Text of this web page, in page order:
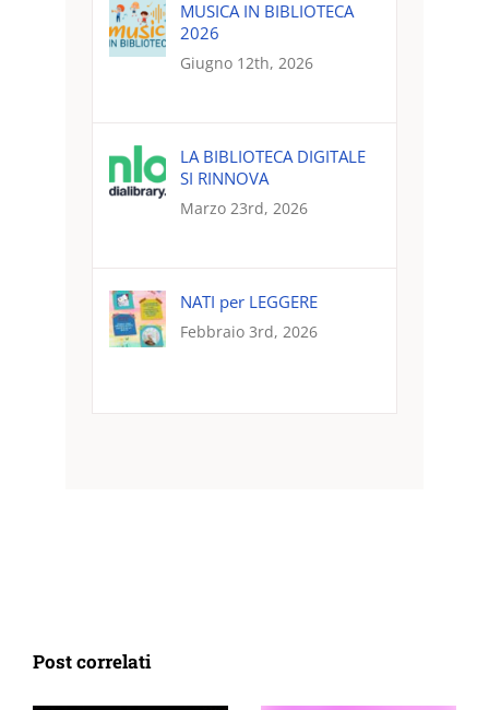
MUSICA IN BIBLIOTECA
2026
Giugno 12th, 2026
LA BIBLIOTECA DIGITALE
SI RINNOVA
Marzo 23rd, 2026
NATI per LEGGERE
Febbraio 3rd, 2026
Post correlati